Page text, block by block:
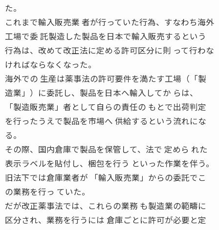
た。
これまで輸入販売業 者が行っていた行為、すなわち海外
工場で委 託製造した製品を日本で輸入販売するという
行為は、改めて改正法に定める許可区分に則 って行わな
ければならなくなった。
海外での 生産は薬事法の許可要件を満たす工場（「製
造業」）に委託し、製品を日本へ輸入してか らは、
「製造販売業」者として自らの責任の もとで出荷判定
を行ったうえで製品を市場へ 供給するという流れにな
る。
その際、国内倉庫で製品を保管して、法で 定めら れた
表示ラベルを貼付し、梱包を行う といった作業を伴う。
旧法下では倉庫業者が 「輸入販売業」からの委託でこ
の業務を行っ ていた。
だが改正薬事法では、これらの業務 も製造業の範疇に
区分され、業務を行うには 倉庫ごとに許可が必要と定